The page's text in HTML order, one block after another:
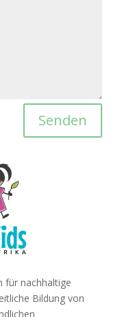
Senden
für nachhaltige
Bildung von